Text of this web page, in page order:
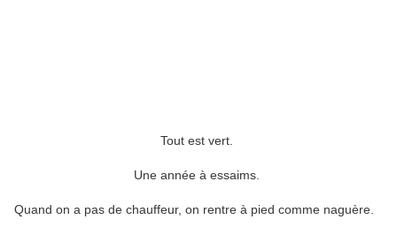
Tout est vert.
Une année à essaims.
Quand on a pas de chauffeur, on rentre à pied comme naguère.